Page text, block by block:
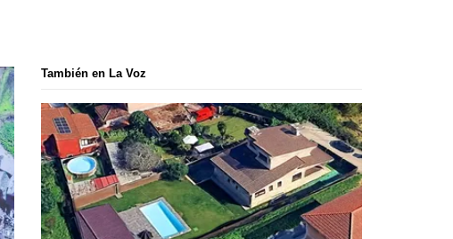
También en La Voz